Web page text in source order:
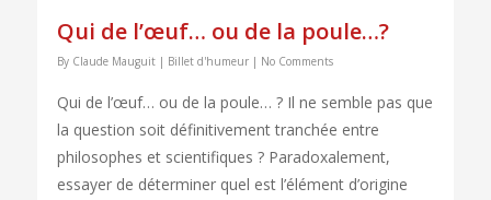
Qui de l’œuf… ou de la poule…?
By Claude Mauguit | Billet d'humeur | No Comments
Qui de l’œuf… ou de la poule… ? Il ne semble pas que
la question soit définitivement tranchée entre
philosophes et scientifiques ? Paradoxalement,
essayer de déterminer quel est l’élément d’origine